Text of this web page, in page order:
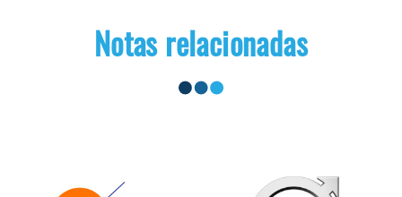
Notas relacionadas